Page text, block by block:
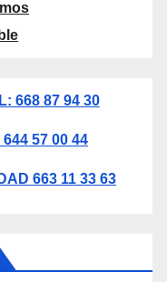
668 87 94 30
57 00 44
663 11 33 63